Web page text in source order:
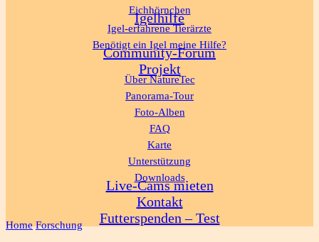
Eichhörnchen
Igelhilfe
Igel-erfahrene Tierärzte
Benötigt ein Igel meine Hilfe?
Community-Forum
Projekt
Über NatureTec
Panorama-Tour
Foto-Alben
FAQ
Karte
Unterstützung
Downloads
Live-Cams mieten
Kontakt
Futterspenden – Test
Home Forschung